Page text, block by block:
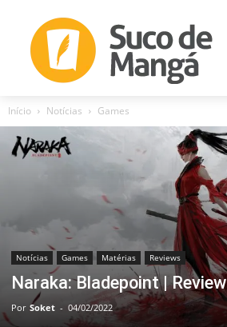
Início Notícias Games
Notícias Games Matérias Reviews
Naraka: Bladepoint | Review
Por Soket - 04/02/2022